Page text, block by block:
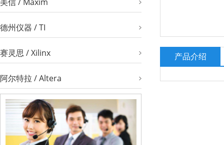
德州仪器 / TI
赛灵思 / Xilinx
阿尔特拉 / Altera
产品介绍